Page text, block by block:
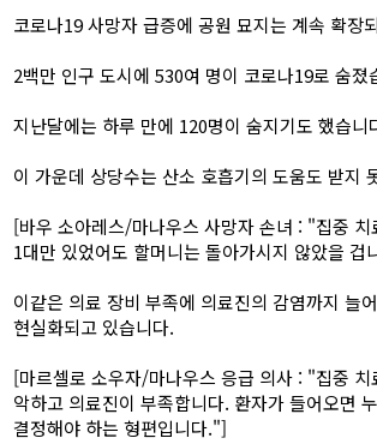
코로나19 사망자 급증에 공원 묘지는 계속 확장
2백만 인구 도시에 530여 명이 코로나19로 숨졌
지난달에는 하루 만에 120명이 숨지기도 했습니
이 가운데 상당수는 산소 호흡기의 도움도 받지
[바우 소아레스/마나우스 사망자 손녀 : "집중 치
1대만 있었어도 할머니는 돌아가시지 않았을 겁
이같은 의료 장비 부족에 의료진의 감염까지 늘
현실화되고 있습니다.
[마르셀로 소우자/마나우스 응급 의사 : "집중 치
악하고 의료진이 부족합니다. 환자가 들어오면
결정해야 하는 형편입니다."]